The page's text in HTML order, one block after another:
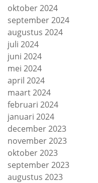
oktober 2024
september 2024
augustus 2024
juli 2024
juni 2024
mei 2024
april 2024
maart 2024
februari 2024
januari 2024
december 2023
november 2023
oktober 2023
september 2023
augustus 2023